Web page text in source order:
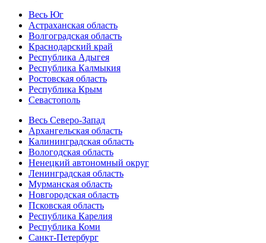
Весь Юг
Астраханская область
Волгоградская область
Краснодарский край
Республика Адыгея
Республика Калмыкия
Ростовская область
Республика Крым
Севастополь
Весь Северо-Запад
Архангельская область
Калининградская область
Вологодская область
Ненецкий автономный округ
Ленинградская область
Мурманская область
Новгородская область
Псковская область
Республика Карелия
Республика Коми
Санкт-Петербург